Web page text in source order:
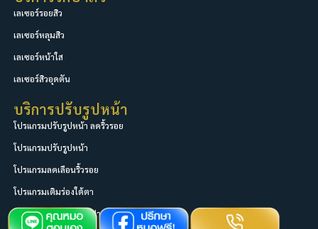
เลเซอร์รอยสิว
เลเซอร์หลุมสิว
เลเซอร์หน้าใส
เลเซอร์สิวอุดตัน
บริการปรับรูปหน้า
โปรแกรมปรับรูปหน้า ลดริ้วรอย
โปรแกรมปรับรูปหน้า
โปรแกรมลดเลือนริ้วรอย
โปรแกรมเติมร่องใต้ตา
โปรแกรมเติมเต็มริมฝีปาก